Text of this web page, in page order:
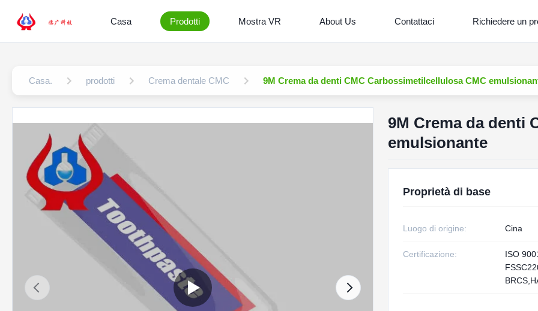
Casa Prodotti Mostra VR About Us Contattaci Richiedere un
Casa. prodotti Crema dentale CMC 9M Crema da denti CMC Carbossimetilcellulosa CMC
9M Crema da denti
emulsionante
Proprietà di base
Luogo di origine: Cina
Certificazione:
ISO